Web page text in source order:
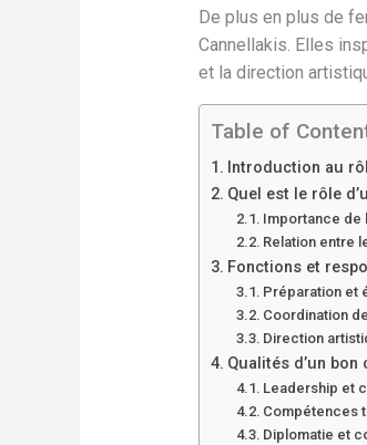
De plus en plus de
Cannellakis. Elles
et la direction
Table of
Introduction au
Quel est le rôle
Importance de
Relation entre
Fonctions et
Préparation et
Coordination
Direction
Qualités d’un bon
Leadership et
Compétences
Diplomatie et